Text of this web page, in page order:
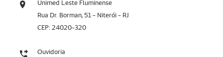
Unimed Leste Fluminense
Rua Dr. Borman, 51 - Niterói - RJ
CEP: 24020-320
Ouvidoria